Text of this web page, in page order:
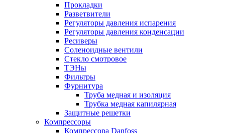
Прокладки
Разветвители
Регуляторы давления испарения
Регуляторы давления конденсации
Ресиверы
Соленоидные вентили
Стекло смотровое
ТЭНы
Фильтры
Фурнитура
Труба медная и изоляция
Трубка медная капилярная
Защитные решетки
Компрессоры
Компрессора Danfoss